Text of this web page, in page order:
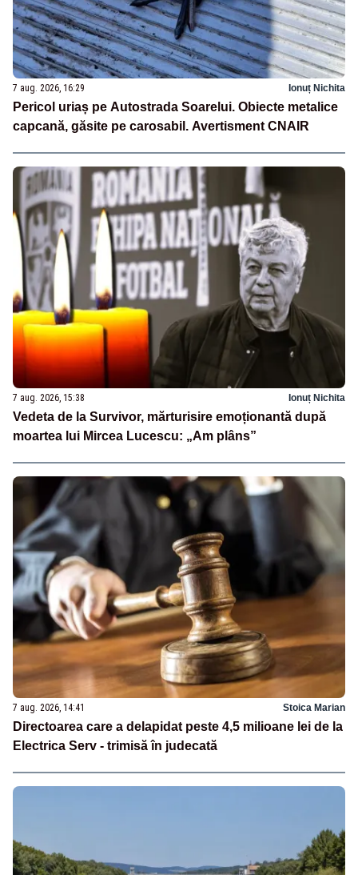
7 aug. 2026, 16:29 Ionuț Nichita
Pericol uriaș pe Autostrada Soarelui. Obiecte metalice
capcană, găsite pe carosabil. Avertisment CNAIR
7 aug. 2026, 15:38 Ionuț Nichita
Vedeta de la Survivor, mărturisire emoționantă după
moartea lui Mircea Lucescu: „Am plâns”
7 aug. 2026, 14:41 Stoica Marian
Directoarea care a delapidat peste 4,5 milioane lei de la
Electrica Serv - trimisă în judecată